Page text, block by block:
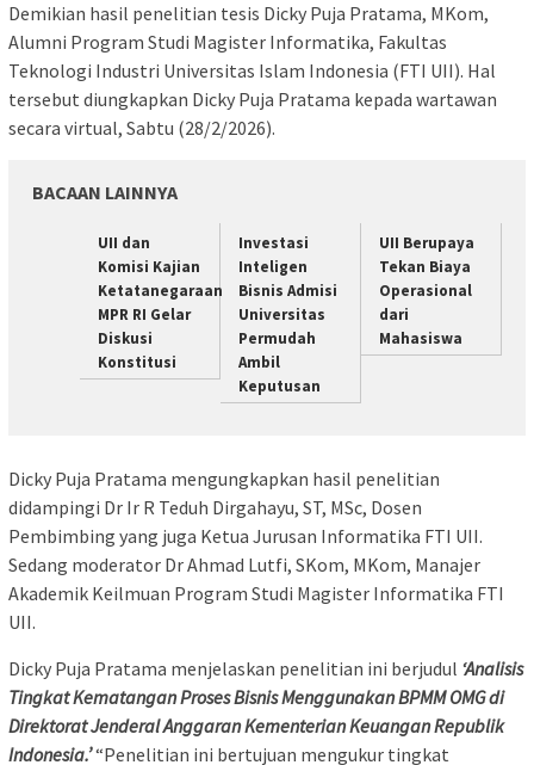
Demikian hasil penelitian tesis Dicky Puja Pratama, MKom,
Alumni Program Studi Magister Informatika, Fakultas
Teknologi Industri Universitas Islam Indonesia (FTI UII). Hal
tersebut diungkapkan Dicky Puja Pratama kepada wartawan
secara virtual, Sabtu (28/2/2026).
BACAAN LAINNYA
UII dan
Komisi Kajian
Ketatanegaraan
MPR RI Gelar
Diskusi
Konstitusi
Investasi
Inteligen
Bisnis Admisi
Universitas
Permudah
Ambil
Keputusan
UII Berupaya
Tekan Biaya
Operasional
dari
Mahasiswa
Dicky Puja Pratama mengungkapkan hasil penelitian
didampingi Dr Ir R Teduh Dirgahayu, ST, MSc, Dosen
Pembimbing yang juga Ketua Jurusan Informatika FTI UII.
Sedang moderator Dr Ahmad Lutfi, SKom, MKom, Manajer
Akademik Keilmuan Program Studi Magister Informatika FTI
UII.
Dicky Puja Pratama menjelaskan penelitian ini berjudul ‘Analisis
Tingkat Kematangan Proses Bisnis Menggunakan BPMM OMG di
Direktorat Jenderal Anggaran Kementerian Keuangan Republik
Indonesia.’“Penelitian ini bertujuan mengukur tingkat